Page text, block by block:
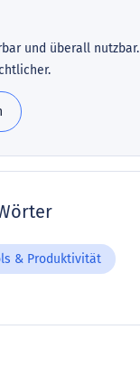
und überall
& Produktivität